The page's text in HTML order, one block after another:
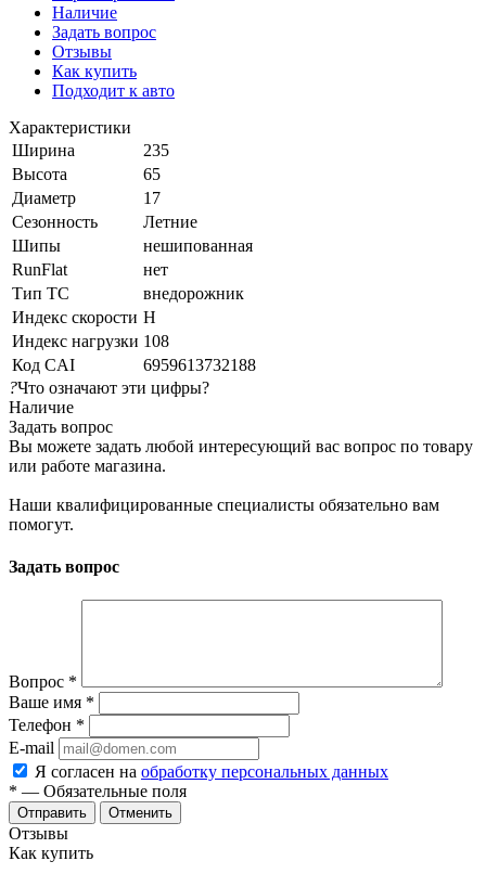
Наличие
Задать вопрос
Отзывы
Как купить
Подходит к авто
Характеристики
Ширина
235
Высота
65
Диаметр
17
Сезонность
Летние
Шипы
нешипованная
RunFlat
нет
Тип ТС
внедорожник
Индекс скорости H
Индекс нагрузки 108
Код CAI
6959613732188
?Что означают эти цифры?
Наличие
Задать вопрос
Вы можете задать любой интересующий вас вопрос по товару
или работе магазина.
Наши квалифицированные специалисты обязательно вам
помогут.
Задать вопрос
Вопрос *
Ваше имя *
Телефон *
E-mail
Я согласен на обработку персональных данных
* — Обязательные поля
Отменить
Отзывы
Как купить